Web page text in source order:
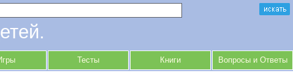
Тесты Книги Вопросы и Ответы